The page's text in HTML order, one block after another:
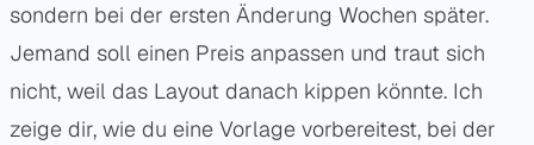
sondern bei der ersten Änderung Wochen später.
Jemand soll einen Preis anpassen und traut sich
nicht, weil das Layout danach kippen könnte. Ich
zeige dir, wie du eine Vorlage vorbereitest, bei der